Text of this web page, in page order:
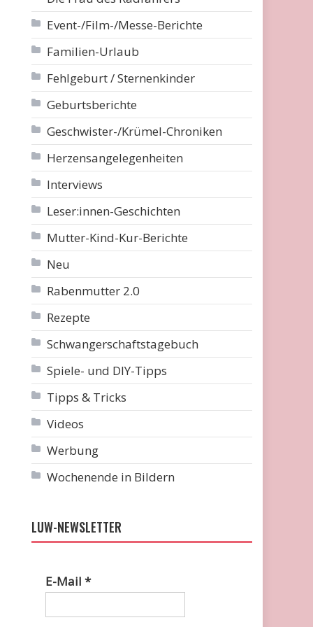
Event-/Film-/Messe-Berichte
Familien-Urlaub
Fehlgeburt / Sternenkinder
Geburtsberichte
Geschwister-/Krümel-Chroniken
Herzensangelegenheiten
Interviews
Leser:innen-Geschichten
Mutter-Kind-Kur-Berichte
Neu
Rabenmutter 2.0
Rezepte
Schwangerschaftstagebuch
Spiele- und DIY-Tipps
Tipps & Tricks
Videos
Werbung
Wochenende in Bildern
LUW-NEWSLETTER
E-Mail*